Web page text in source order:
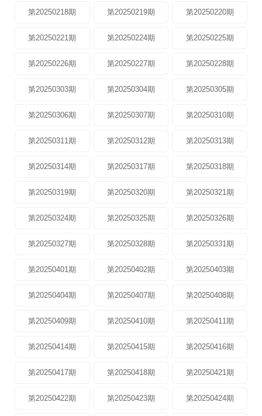
第20250218期 第20250219期 第20250220期
第20250221期 第20250224期 第20250225期
第20250226期 第20250227期 第20250228期
第20250303期 第20250304期 第20250305期
第20250306期 第20250307期 第20250310期
第20250311期 第20250312期 第20250313期
第20250314期 第20250317期 第20250318期
第20250319期 第20250320期 第20250321期
第20250324期 第20250325期 第20250326期
第20250327期 第20250328期 第20250331期
第20250401期 第20250402期 第20250403期
第20250404期 第20250407期 第20250408期
第20250409期 第20250410期 第20250411期
第20250414期 第20250415期 第20250416期
第20250417期 第20250418期 第20250421期
第20250422期 第20250423期 第20250424期